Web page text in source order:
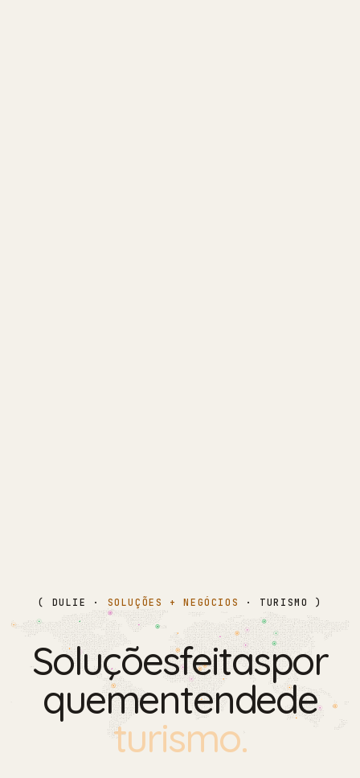
( DULIE · SOLUÇÕES + NEGÓCIOS · TURISMO )
Soluçõesfeitaspor
quementendede
turismo.